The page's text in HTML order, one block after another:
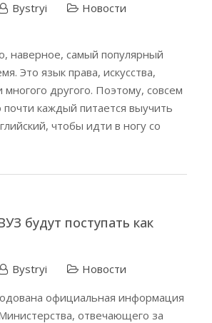
Bystryi
Новости
наверное, самый популярный
Это язык права, искусства,
другого. Поэтому, совсем
почти каждый питается выучить
чтобы идти в ногу со
будут поступать как
Bystryi
Новости
официальная информация
отвечающего за